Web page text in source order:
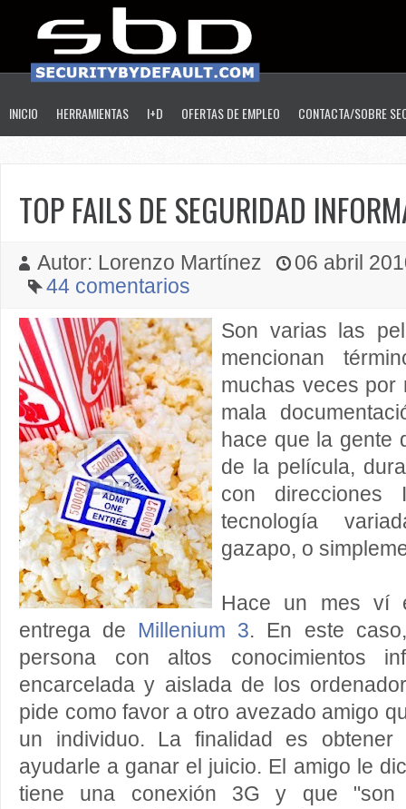
INICIO HERRAMIENTAS I+D OFERTAS DE EMPLEO CONTACTA/SOBRE
TOP FAILS DE SEGURIDAD
Autor: Lorenzo Martínez
06 abril
44 comentarios
Son varias las
mencionan
muchas veces por
mala
hace que la gente
de la película,
con direcciones
tecnología
gazapo, o
Hace un mes ví
entrega de Millenium 3. En este
persona con altos conocimientos
encarcelada y aislada de los
pide como favor a otro avezado amigo
un individuo. La finalidad es obtener
ayudarle a ganar el juicio. El amigo le
tiene una conexión 3G y que "son